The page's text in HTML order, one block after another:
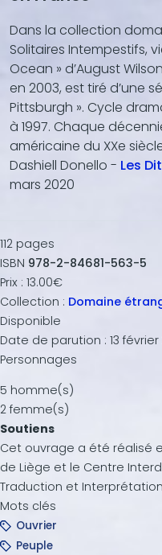
Dans la collection
Solitaires Intempestifs,
Ocean » d’August
en 2003, est tiré d’une
Pittsburgh ». Cycle
à 1997. Chaque
américaine du XXe
Dashiell Donello - Les
mars 2020
112 pages
ISBN 978-2-84681-563-5
Prix : 13.00€
Collection : Domaine
Disponible
Date de parution : 13
Personnages
5 homme(s)
2 femme(s)
Soutiens
Cet ouvrage a été réalisé
de Liège et le Centre
Traduction et Interprétation
Mots clés
Ouvrier
Peuple